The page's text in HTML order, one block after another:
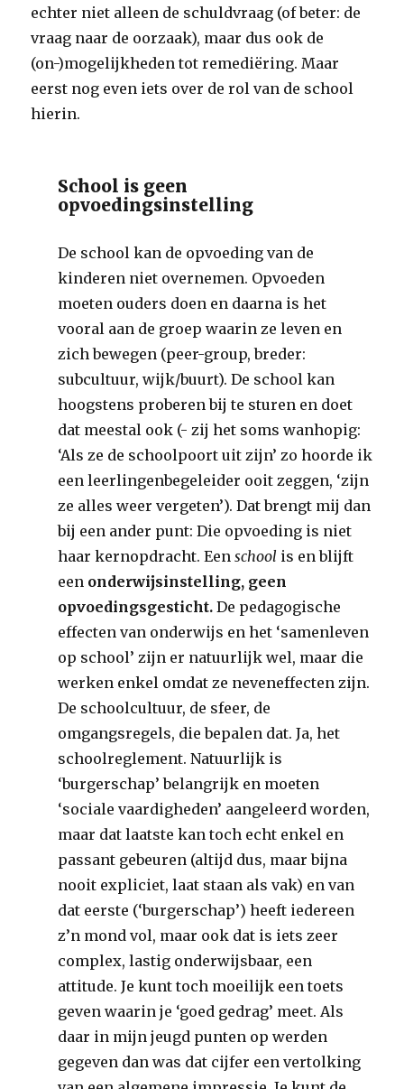
echter niet alleen de schuldvraag (of beter: de
vraag naar de oorzaak), maar dus ook de
(on-)mogelijkheden tot remediëring. Maar
eerst nog even iets over de rol van de school
hierin.
School is geen
opvoedingsinstelling
De school kan de opvoeding van de
kinderen niet overnemen. Opvoeden
moeten ouders doen en daarna is het
vooral aan de groep waarin ze leven en
zich bewegen (peer-group, breder:
subcultuur, wijk/buurt). De school kan
hoogstens proberen bij te sturen en doet
dat meestal ook (- zij het soms wanhopig:
‘Als ze de schoolpoort uit zijn’ zo hoorde ik
een leerlingenbegeleider ooit zeggen, ‘zijn
ze alles weer vergeten’). Dat brengt mij dan
bij een ander punt: Die opvoeding is niet
haar kernopdracht. Eenschool is en blijft
een onderwijsinstelling, geen
opvoedingsgesticht. De pedagogische
effecten van onderwijs en het ‘samenleven
op school’ zijn er natuurlijk wel, maar die
werken enkel omdat ze neveneffecten zijn.
De schoolcultuur, de sfeer, de
omgangsregels, die bepalen dat. Ja, het
schoolreglement. Natuurlijk is
‘burgerschap’ belangrijk en moeten
‘sociale vaardigheden’ aangeleerd worden,
maar dat laatste kan toch echt enkel en
passant gebeuren (altijd dus, maar bijna
nooit expliciet, laat staan als vak) en van
dat eerste (‘burgerschap’) heeft iedereen
z’n mond vol, maar ook dat is iets zeer
complex, lastig onderwijsbaar, een
attitude. Je kunt toch moeilijk een toets
geven waarin je ‘goed gedrag’ meet. Als
daar in mijn jeugd punten op werden
gegeven dan was dat cijfer een vertolking